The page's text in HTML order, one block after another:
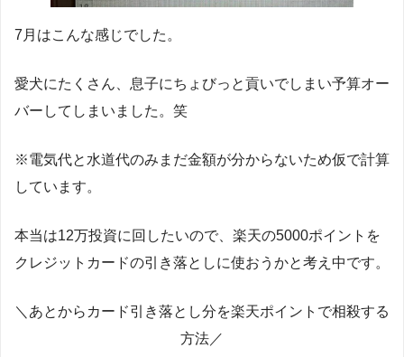
7月はこんな感じでした。
愛犬にたくさん、息子にちょびっと貢いでしまい予算オー
バーしてしまいました。笑
※電気代と水道代のみまだ金額が分からないため仮で計算
しています。
本当は12万投資に回したいので、楽天の5000ポイントを
クレジットカードの引き落としに使おうかと考え中です。
＼あとからカード引き落とし分を楽天ポイントで相殺する
方法／